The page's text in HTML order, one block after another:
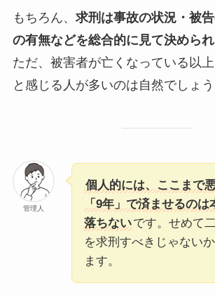
もちろん、 求刑は事故の状況・被
の有無などを総合的に見て決められ
ただ、被害者が亡くなっている以上
と感じる人が多いのは自然でしょう
管理人
個人的には、ここまで
「9年」で済ませるのは
落ちないです。せめて
を求刑すべきじゃない
ます。